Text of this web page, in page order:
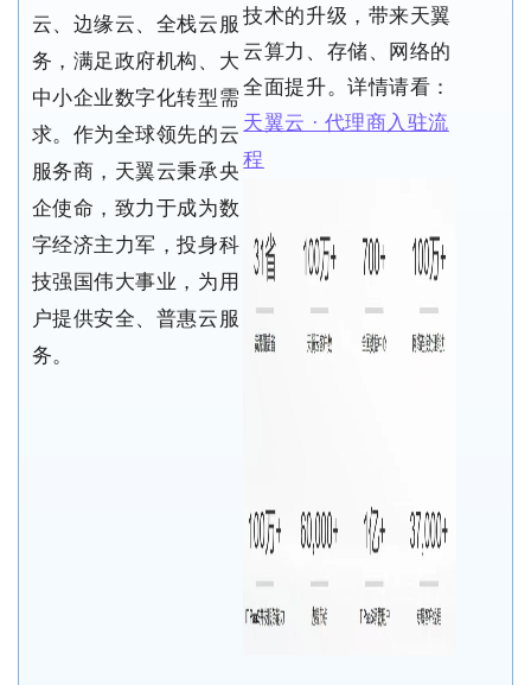
云、边缘云、全栈云服
务，满足政府机构、大
中小企业数字化转型需
求。作为全球领先的云
服务商，天翼云秉承央
企使命，致力于成为数
字经济主力军，投身科
技强国伟大事业，为用
户提供安全、普惠云服
务。
技术的升级，带来天翼
云算力、存储、网络的
全面提升。详情请看：
天翼云 · 代理商入驻流
程